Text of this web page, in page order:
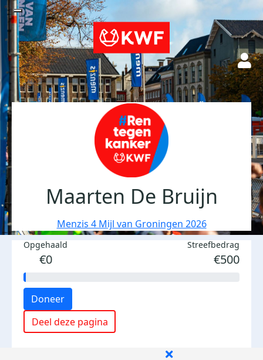
Maarten De Bruijn
Menzis 4 Mijl van Groningen 2026
Opgehaald
€0
Streefbedrag
€500
Doneer
Deel deze pagina